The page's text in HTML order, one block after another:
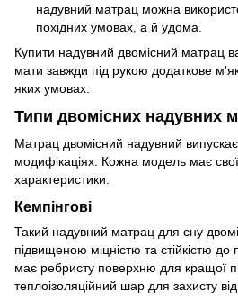
надувний матрац можна
похідних умовах, а й удома.
Купити надувний двомісний матрац
мати завжди під рукою додаткове
яких умовах.
Типи двомісних надувних
Матрац двомісний надувний
модифікаціях. Кожна модель має свої
характеристики.
Кемпінгові
Такий надувний матрац для сну
підвищеною міцністю та стійкістю
має ребристу поверхню для кращої
теплоізоляційний шар для захисту